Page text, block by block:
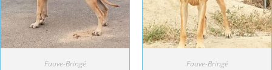
Fauve-Bringé Fauve-Bringé